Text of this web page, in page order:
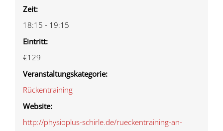
Zeit:
18:15 - 19:15
Eintritt:
€129
Veranstaltungskategorie:
Rückentraining
Website:
http://physioplus-schirle.de/rueckentraining-an-